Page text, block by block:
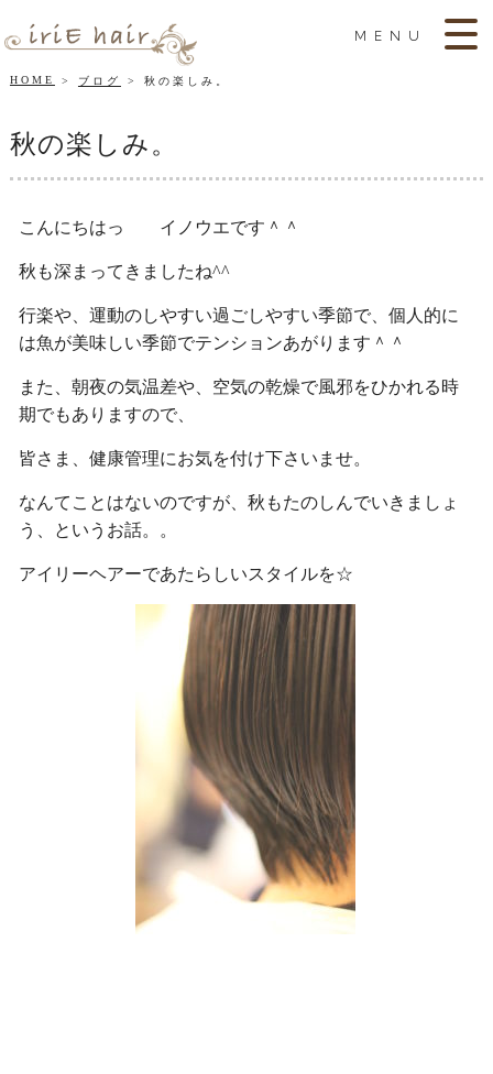
MENU
HOME ブログ 秋の楽しみ。
秋の楽しみ。
こんにちはっ イノウエです＾＾
秋も深まってきましたね^^
行楽や、運動のしやすい過ごしやすい季節で、個人的に
は魚が美味しい季節でテンションあがります＾＾
また、朝夜の気温差や、空気の乾燥で風邪をひかれる時
期でもありますので、
皆さま、健康管理にお気を付け下さいませ。
なんてことはないのですが、秋もたのしんでいきましょ
う、というお話。。
アイリーヘアーであたらしいスタイルを☆